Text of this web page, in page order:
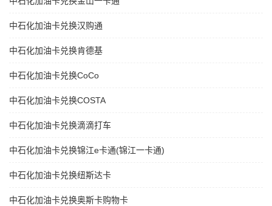
中石化加油卡兑换汉购通
中石化加油卡兑换肯德基
中石化加油卡兑换CoCo
中石化加油卡兑换COSTA
中石化加油卡兑换滴滴打车
中石化加油卡兑换锦江e卡通(锦江一卡通)
中石化加油卡兑换纽斯达卡
中石化加油卡兑换奥斯卡购物卡